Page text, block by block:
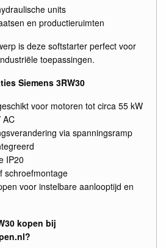
units
en productieruimten
is deze softstarter perfect voor
toepassingen.
Siemens 3RW30
voor motoren tot circa 55 kW
AC
via spanningsramp
IP20
schroefmontage
voor instelbare aanlooptijd en
kopen bij